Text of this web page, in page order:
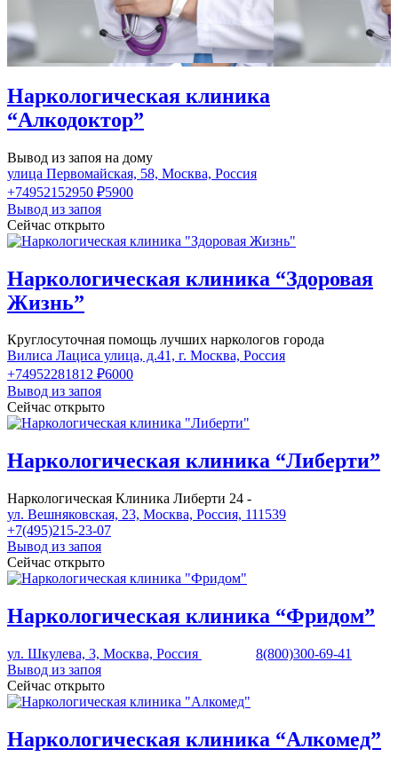
Наркологическая клиника
“Алкодоктор”
Вывод из запоя на дому
улица Первомайская, 58, Москва, Россия
+74952152950 ₽5900
Вывод из запоя
Сейчас открыто
Наркологическая клиника “Здоровая
Жизнь”
Круглосуточная помощь лучших наркологов города
Вилиса Лациса улица, д.41, г. Москва, Россия
+74952281812 ₽6000
Вывод из запоя
Сейчас открыто
Наркологическая клиника “Либерти”
Наркологическая Клиника Либерти 24 -
ул. Вешняковская, 23, Москва, Россия, 111539
+7(495)215-23-07
Вывод из запоя
Сейчас открыто
Наркологическая клиника “Фридом”
ул. Шкулева, 3, Москва, Россия
8(800)300-69-41
Вывод из запоя
Сейчас открыто
Наркологическая клиника “Алкомед”